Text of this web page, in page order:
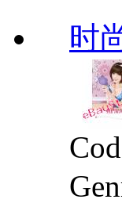
时